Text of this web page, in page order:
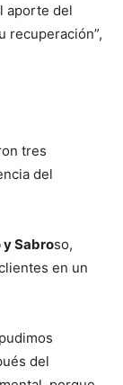
aporte del
recuperación”,
tres
del
y Sabroso,
en un
del